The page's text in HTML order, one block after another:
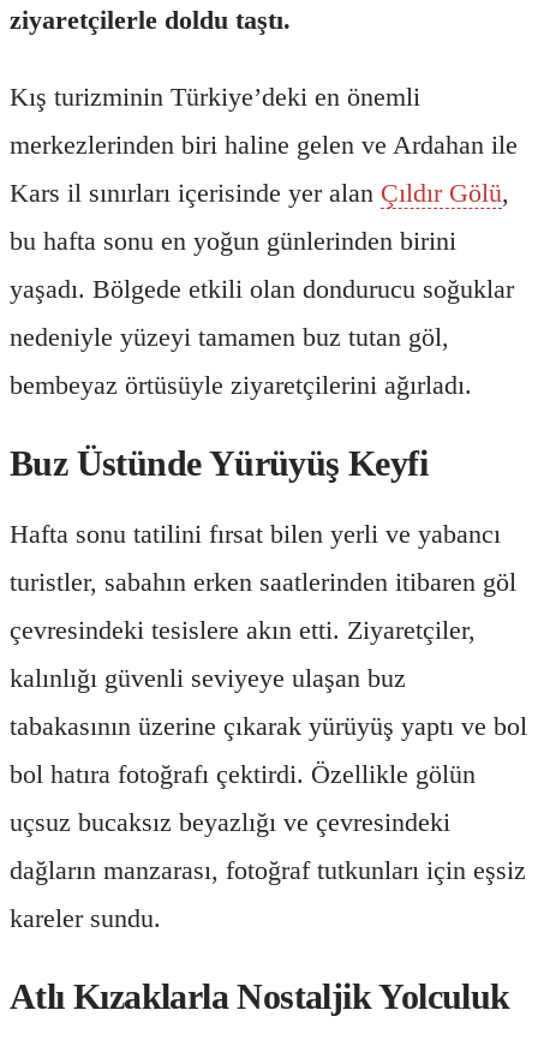
ziyaretçilerle doldu taştı.
Kış turizminin Türkiye’deki en önemli
merkezlerinden biri haline gelen ve Ardahan ile
Kars il sınırları içerisinde yer alan Çıldır Gölü,
bu hafta sonu en yoğun günlerinden birini
yaşadı. Bölgede etkili olan dondurucu soğuklar
nedeniyle yüzeyi tamamen buz tutan göl,
bembeyaz örtüsüyle ziyaretçilerini ağırladı.
Buz Üstünde Yürüyüş Keyfi
Hafta sonu tatilini fırsat bilen yerli ve yabancı
turistler, sabahın erken saatlerinden itibaren göl
çevresindeki tesislere akın etti. Ziyaretçiler,
kalınlığı güvenli seviyeye ulaşan buz
tabakasının üzerine çıkarak yürüyüş yaptı ve bol
bol hatıra fotoğrafı çektirdi. Özellikle gölün
uçsuz bucaksız beyazlığı ve çevresindeki
dağların manzarası, fotoğraf tutkunları için eşsiz
kareler sundu.
Atlı Kızaklarla Nostaljik Yolculuk